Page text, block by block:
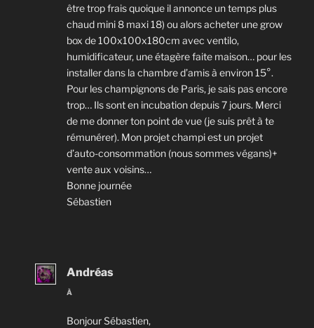
être trop frais quoique il annonce un temps plus
chaud mini 8 maxi 18) ou alors acheter une grow
box de 100x100x180cm avec ventilo,
humidificateur, une étagère faite maison… pour les
installer dans la chambre d’amis à environ 15°.
Pour les champignons de Paris, je sais pas encore
trop… Ils sont en incubation depuis 7 jours. Merci
de me donner ton point de vue (je suis prêt à te
rémunérer). Mon projet champi est un projet
d’auto-consommation (nous sommes végans)+
vente aux voisins…
Bonne journée
Sébastien
Andréas
À
Bonjour Sébastien,